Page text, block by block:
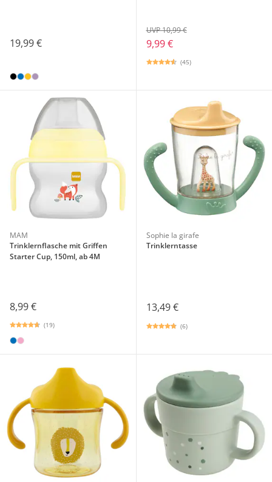
19,99 € 9,99 €
UVP 10,99 €
(45)
MAM
Trinklernflasche mit Griffen
Starter Cup, 150ml, ab 4M
8,99 €
(19)
Sophie la girafe
Trinklerntasse
13,49 €
(6)